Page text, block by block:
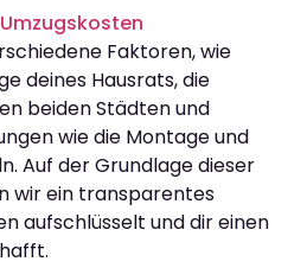
Umzugskosten
Faktoren, wie
deines Hausrats, die
beiden Städten und
wie die Montage und
Auf der Grundlage dieser
wir ein transparentes
aufschlüsselt und dir einen